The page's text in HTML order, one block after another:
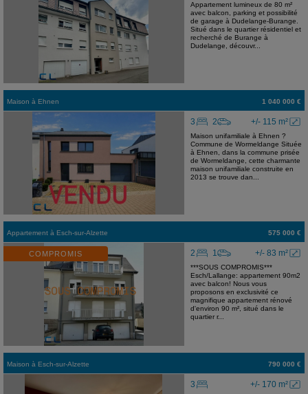
Appartement lumineux de 80 m²
avec balcon, parking et possibilité
de garage à Dudelange-Burange.
Situé dans le quartier résidentiel et
recherché de Burange à
Dudelange, découvr...
Maison à Ehnen 1 040 000 €
+/- 115 m²
3 2
Maison unifamiliale à Ehnen ?
Commune de Wormeldange Située
à Ehnen, dans la commune prisée
de Wormeldange, cette charmante
maison unifamiliale construite en
2013 se trouve dan...
Appartement à Esch-sur-Alzette 575 000 €
COMPROMIS +/- 83 m²
2 1
***SOUS COMPROMIS***
Esch/Lallange: appartement 90m2
avec balcon! Nous vous
proposons en exclusivité ce
magnifique appartement rénové
d'environ 90 m², situé dans le
quartier r...
Maison à Esch-sur-Alzette 790 000 €
+/- 170 m²
3